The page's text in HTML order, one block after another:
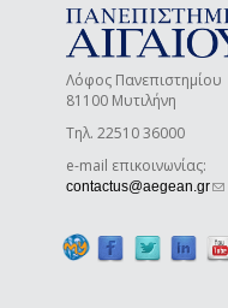
Λόφος Πανεπιστημίου
81100 Μυτιλήνη
Τηλ. 22510 36000
e-mail επικοινωνίας:
contactus@aegean.gr